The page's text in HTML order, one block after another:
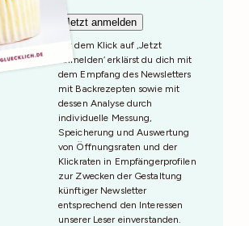
Mit dem Klick auf ‚Jetzt
Anmelden‘ erklärst du dich mit
dem Empfang des Newsletters
mit Backrezepten sowie mit
dessen Analyse durch
individuelle Messung,
Speicherung und Auswertung
von Öffnungsraten und der
Klickraten in Empfängerprofilen
zur Zwecken der Gestaltung
künftiger Newsletter
entsprechend den Interessen
unserer Leser einverstanden.